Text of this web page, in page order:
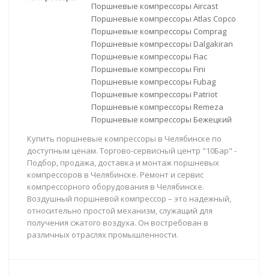
Поршневые компрессоры Aircast
Поршневые компрессоры Atlas Copco
Поршневые компрессоры Comprag
Поршневые компрессоры Dalgakiran
Поршневые компрессоры Fiac
Поршневые компрессоры Fini
Поршневые компрессоры Fubag
Поршневые компрессоры Patriot
Поршневые компрессоры Remeza
Поршневые компрессоры Бежецкий
Купить поршневые компрессоры в Челябинске по
доступным ценам. Торгово-сервисный центр "10Бар" -
Подбор, продажа, доставка и монтаж поршневых
компрессоров в Челябинске. Ремонт и сервис
компрессорного оборудования в Челябинске.
Воздушный поршневой компрессор – это надежный,
относительно простой механизм, служащий для
получения сжатого воздуха. Он востребован в
различных отраслях промышленности.